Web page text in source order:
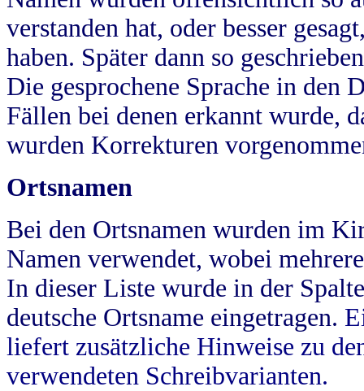
verstanden hat, oder besser
haben. Später dann so
Die gesprochene Sprache in
Fällen bei denen erkannt wurde,
wurden Korrekturen
Ortsnamen
Bei den Ortsnamen wurden im
Namen verwendet, wobei
In dieser Liste wurde in der
deutsche Ortsname eingetragen.
liefert zusätzliche Hinweise zu
verwendeten Schreibvarianten.